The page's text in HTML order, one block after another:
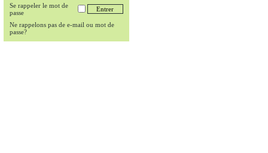
Se rappeler le mot de
passe
Ne rappelons pas de e-mail ou mot de
passe?